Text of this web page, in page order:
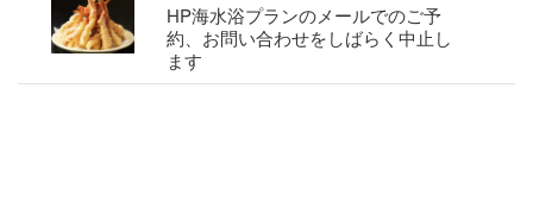
HP海水浴プランのメールでのご予
約、お問い合わせをしばらく中止し
ます